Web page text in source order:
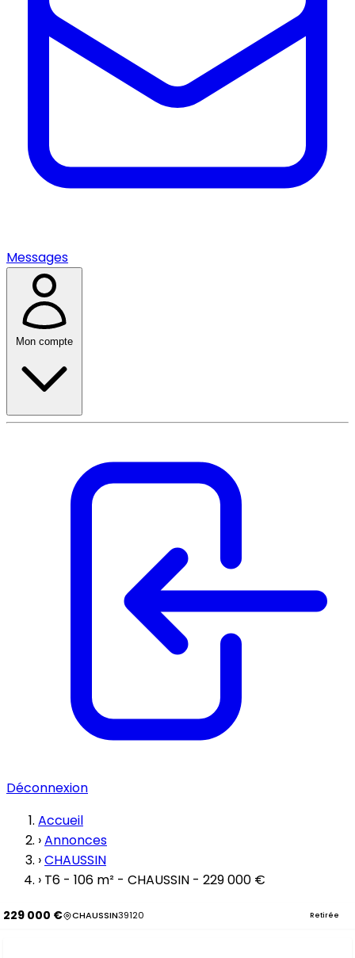
Messages
Mon compte
Déconnexion
Accueil
›Annonces
›CHAUSSIN
› T6 - 106 m² - CHAUSSIN - 229 000 €
229 000 € CHAUSSIN39120 Retirée